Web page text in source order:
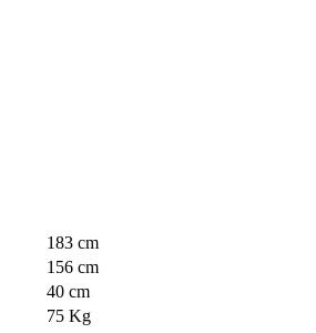
183 cm
156 cm
40 cm
75 Kg